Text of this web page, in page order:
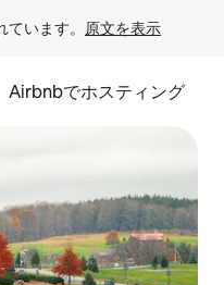
います。 原文を表示
Airbnbでホスティング